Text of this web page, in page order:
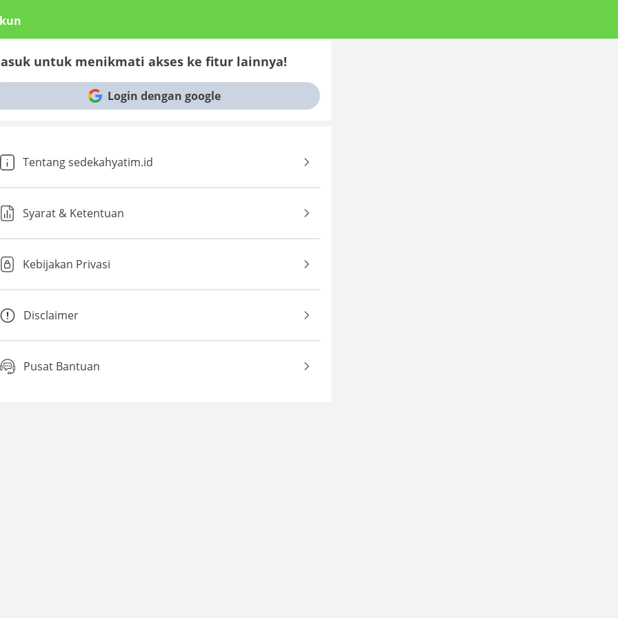
untuk menikmati akses ke fitur lainnya!
Login dengan google
Tentang sedekahyatim.id
Syarat & Ketentuan
Kebijakan Privasi
Disclaimer
Pusat Bantuan